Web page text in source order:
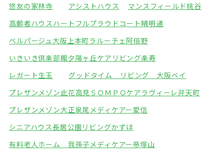
悠友の家林寺
アシストハウス
マンスフィールド桃谷
高齢者ハウスハートフルプラウドコート晴明通
ベルパージュ大阪上本町ラルーチェ阿倍野
いきいき倶楽部館夕陽ヶ丘ケアリビング楽寿
レガート生玉
グッドタイム リビング 大阪ベイ
プレザンメゾン此花高見 ＳＯＭＰＯケアラヴィーレ弁天町
プレザンメゾン大正泉尾 メディケアー愛信
シニアハウス長居公園 リビングかずほ
有料老人ホーム 我孫子 メディケアー帝塚山